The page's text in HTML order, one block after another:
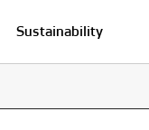
Sustainability